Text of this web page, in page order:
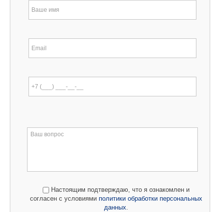
Настоящим подтверждаю, что я ознакомлен и
согласен с условиями политики обработки персональных
данных.